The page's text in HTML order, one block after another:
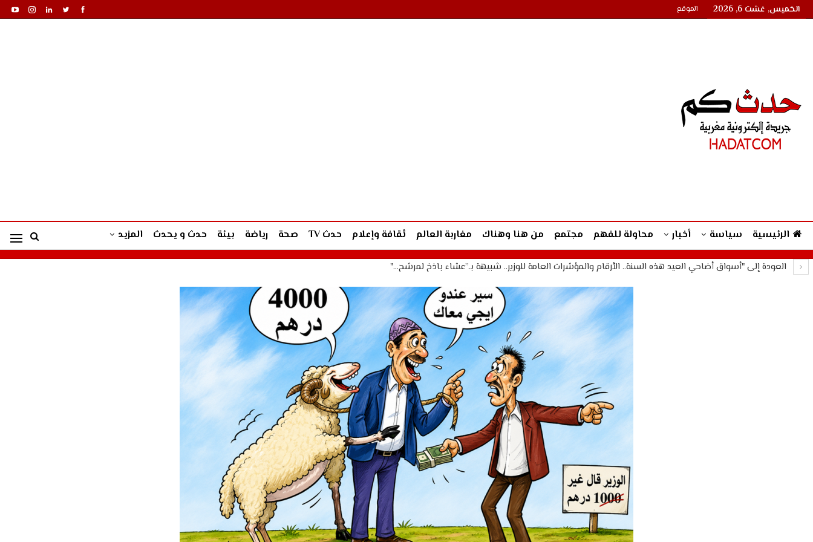
الخميس, غشت 6, 2026 الموقع
الرئيسية سياسة أخبار محاولة للفهم مجتمع من هنا وهناك مغاربة العالم ثقافة وإعلام حدث TV صحة رياضة بيئة حدث و يحدث المزيد
العودة إلى "أسواق أضاحي العيد هذه السنة.. الأرقام والمؤشرات العامة للوزير.. شبيهة بـ”عشاء باذخ لمرشح…"